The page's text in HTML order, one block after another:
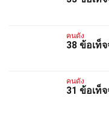
คนดัง
38 ข้อเท็
คนดัง
31 ข้อเท็จ